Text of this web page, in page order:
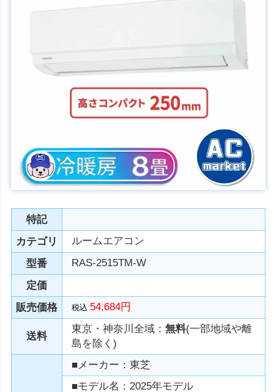
特記
カテゴリ
ルームエアコン
型番
RAS-2515TM-W
定価
販売価格
税込 54,684円
送料
東京・神奈川全域：無料(一部地域や離
島を除く)
■メーカー：東芝
■モデル名：2025年モデル